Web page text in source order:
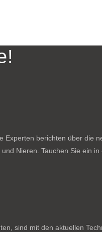
berichten über die
Nieren. Tauchen Sie ein
sind mit den aktuellen